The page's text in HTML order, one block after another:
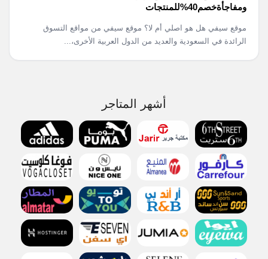
ومفاجأةخصم40%للمنتجات
موقع سيفي هل هو اصلي أم لا؟ موقع سيفي من مواقع التسوق
الرائدة في السعودية والعديد من الدول العربية الأخرى،...
أشهر المتاجر